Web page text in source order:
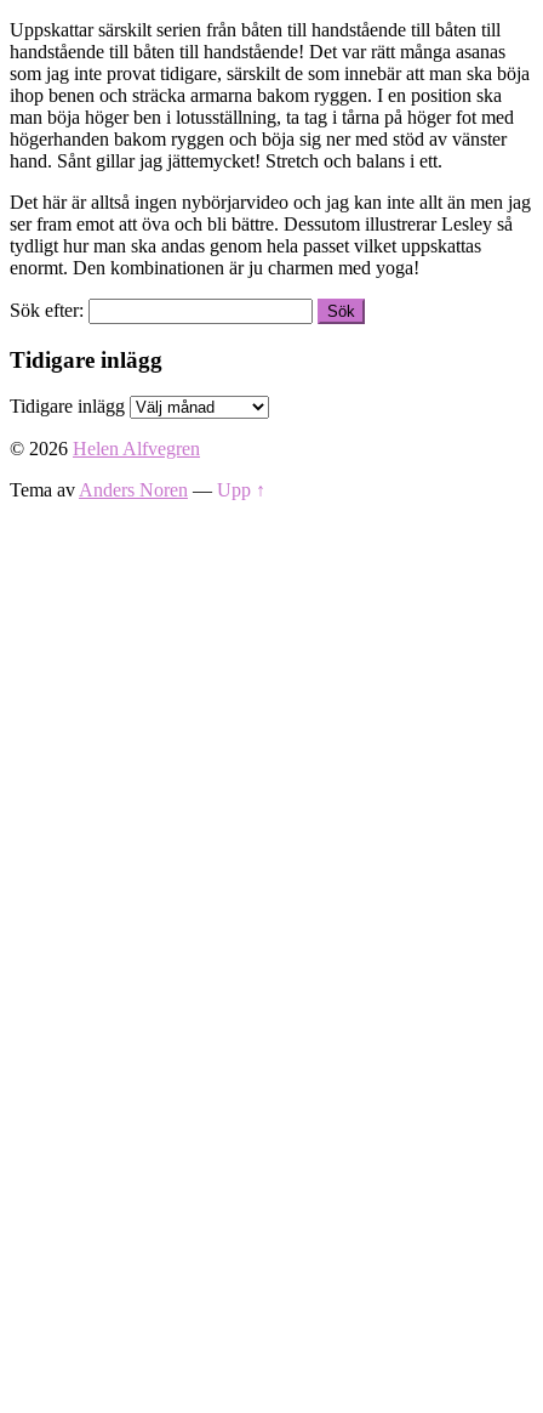
Uppskattar särskilt serien från båten till handstående till båten till
handstående till båten till handstående! Det var rätt många asanas
som jag inte provat tidigare, särskilt de som innebär att man ska böja
ihop benen och sträcka armarna bakom ryggen. I en position ska
man böja höger ben i lotusställning, ta tag i tårna på höger fot med
högerhanden bakom ryggen och böja sig ner med stöd av vänster
hand. Sånt gillar jag jättemycket! Stretch och balans i ett.
Det här är alltså ingen nybörjarvideo och jag kan inte allt än men jag
ser fram emot att öva och bli bättre. Dessutom illustrerar Lesley så
tydligt hur man ska andas genom hela passet vilket uppskattas
enormt. Den kombinationen är ju charmen med yoga!
Sök efter:
Tidigare inlägg
Tidigare inlägg
© 2026 Helen Alfvegren
Tema avAnders Noren — Upp ↑